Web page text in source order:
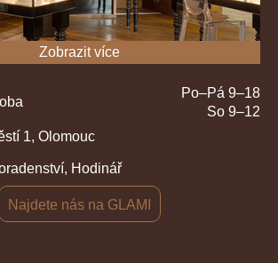
Zobrazit více
Po–Pá 9–18
So 9–12
1, Olomouc
Hodinář
Najdete nás na GLAMI